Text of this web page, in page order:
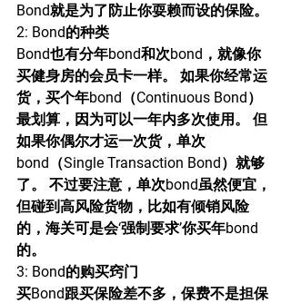
Bond就是为了防止你耍赖而设的保险。
2: Bond的种类
Bond也有分年bond和次bond，就像你
买健身房的会员卡一样。 如果你经常运
货，买个年bond（Continuous Bond）
最划算，因为可以一年内多次使用。 但
如果你偶尔才运一次货，单次
bond（Single Transaction Bond）就够
了。 不过要注意，单次bond虽然便宜，
但碰到高风险货物，比如有倾销风险
的，海关可是会‘强制要求’你买年bond
的。
3: Bond的购买窍门
买Bond跟买保险差不多，保费不是担保